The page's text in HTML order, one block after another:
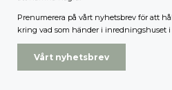
Prenumerera på vårt nyhetsbrev för att
kring vad som händer i inredningshuset i
Vårt nyhetsbrev